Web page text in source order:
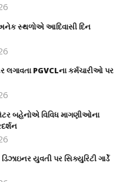
સ્થળોએ આદિવાસી દિન
લગાવતા PGVCLના કર્મચારીઓ પર
બહેનોએ વિવિધ માગણીઓના
યુવતી પર સિક્યુરિટી ગાર્ડે